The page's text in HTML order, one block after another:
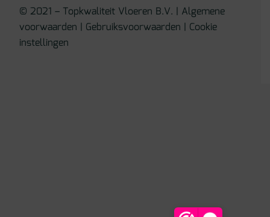
© 2021 – Topkwaliteit Vloeren B.V. | Algemene
voorwaarden | Gebruiksvoorwaarden | Cookie
instellingen